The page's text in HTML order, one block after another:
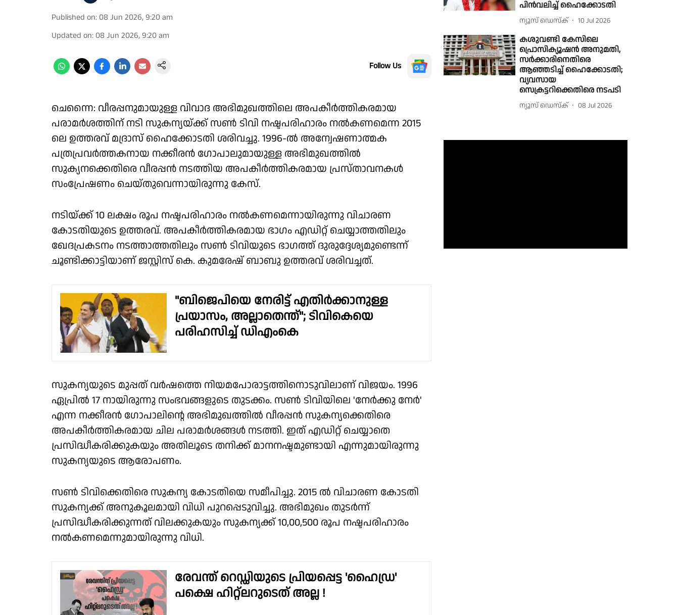
Published on: 08 Jun 2026, 9:20 am
Updated on: 08 Jun 2026, 9:20 am
Follow Us
ചെന്നൈ: വീരപ്പനുമായുള്ള വിവാദ അഭിമുഖത്തിലെ അപകീര്‍ത്തികരമായ
പരാമര്‍ശത്തിന് നടി സുകന്യയ്ക്ക് സണ്‍ ടിവി നഷ്ടപരിഹാരം നല്‍കണമെന്ന 2015
ലെ ഉത്തരവ് മദ്രാസ് ഹൈക്കോടതി ശരിവച്ചു. 1996-ല്‍ അന്വേഷണാത്മക
പത്രപ്രവര്‍ത്തകനായ നക്കീരൻ ഗോപാലുമായുള്ള അഭിമുഖത്തില്‍
സുക്യനക്കെതിരെ വീരപ്പന്‍ നടത്തിയ അപകീര്‍ത്തികരമായ പ്രസ്താവനകള്‍
സംപ്രേഷണം ചെയ്തുവെന്നായിരുന്നു കേസ്.
നടിയ്ക്ക് 10 ലക്ഷം രൂപ നഷ്ടപരിഹാരം നല്‍കണമെന്നായിരുന്നു വിചാരണ
കോടതിയുടെ ഉത്തരവ്. അപകീര്‍ത്തികരമായ ഭാഗം എഡിറ്റ് ചെയ്യാത്തതിലും
ഖേദപ്രകടനം നടത്താത്തതിലും സണ്‍ ടിവിയുടെ ഭാഗത്ത് ദുരുദ്ദേശ്യമുണ്ടെന്ന്
ചൂണ്ടിക്കാട്ടിയാണ് ജസ്റ്റിസ് കെ. കുമരേഷ് ബാബു ഉത്തരവ് ശരിവച്ചത്.
"ബിജെപിയെ നേരിട്ട് എതിര്‍ക്കാനുള്ള
പ്രയാസം, അല്ലാതെന്ത്"; ടിവികെയെ
പരിഹസിച്ച് ഡിഎംകെ
സുകന്യയുടെ മുപ്പത് വര്‍ഷത്തെ നിയമപോരാട്ടത്തിനൊടുവിലാണ് വിജയം. 1996
ഏപ്രില്‍ 17 നായിരുന്നു സംഭവങ്ങളുടെ തുടക്കം. സണ്‍ ടിവിയിലെ 'നേര്‍ക്കു നേര്‍'
എന്ന നക്കീരൻ ഗോപാലിന്റെ അഭിമുഖത്തില്‍ വീരപ്പന്‍ സുകന്യക്കെതിരെ
അപകീര്‍ത്തികരമായ ചില പരാമര്‍ശങ്ങള്‍ നടത്തി. ഇത് എഡിറ്റ് ചെയ്യാതെ
പ്രസിദ്ധീകരിക്കുകയും അതിലൂടെ തനിക്ക് മാനനഷ്ടമുണ്ടായി എന്നുമായിരുന്നു
സുകന്യയുടെ ആരോപണം.
സണ്‍ ടിവിക്കെതിരെ സുകന്യ കോടതിയെ സമീപിച്ചു. 2015 ല്‍ വിചാരണ കോടതി
സുകന്യക്ക് അനുകൂലമായി വിധി പുറപ്പെടുവിച്ചു. അഭിമുഖം തുടര്‍ന്ന്
പ്രസിദ്ധീകരിക്കുന്നത് വിലക്കുകയും സുകന്യക്ക് 10,00,500 രൂപ നഷ്ടപരിഹാരം
നല്‍കണമെന്നുമായിരുന്നു വിധി.
രേവന്ത് റെഡ്ഡിയുടെ പ്രിയപ്പെട്ട 'ഹൈഡ്ര'
പക്ഷെ ഹിറ്റ്ലറുടെത് അല്ല !
പിന്‍വലിച്ച് ഹൈക്കോടതി
ന്യൂസ് ഡെസ്ക് 10 Jul 2026
കശുവണ്ടി കേസിലെ
പ്രൊസിക്യൂഷന്‍ അനുമതി,
സര്‍ക്കാരിനെതിരെ
ആഞ്ഞടിച്ച് ഹൈക്കോടതി;
വ്യവസായ
സെക്രട്ടറിക്കെതിരെ നടപടി
ന്യൂസ് ഡെസ്ക് 08 Jul 2026